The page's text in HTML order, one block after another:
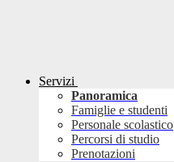
Servizi
Panoramica
Famiglie e studenti
Personale scolastico
Percorsi di studio
Prenotazioni